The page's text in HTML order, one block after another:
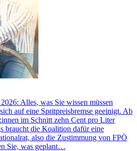
Alles, was Sie wissen müssen
auf eine Spritpreisbremse geeinigt. Ab
im Schnitt zehn Cent pro Liter
braucht die Koalition dafür eine
also die Zustimmung von FPÖ
Sie, was geplant…